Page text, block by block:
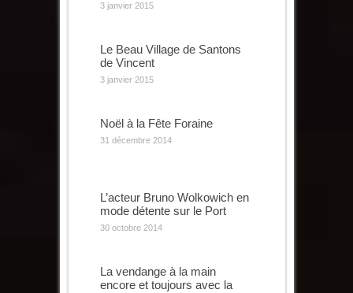
3 janvier 2015
Le Beau Village de Santons
de Vincent
3 janvier 2015
Noël à la Fête Foraine
31 décembre 2014
L’acteur Bruno Wolkowich en
mode détente sur le Port
30 octobre 2014
La vendange à la main
encore et toujours avec la